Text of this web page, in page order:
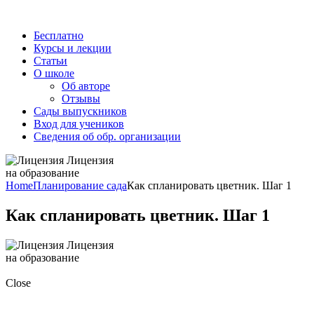
Бесплатно
Курсы и лекции
Статьи
О школе
Об авторе
Отзывы
Сады выпускников
Вход для учеников
Сведения об обр. организации
Лицензия
на образование
HomeПланирование садаКак спланировать цветник. Шаг 1
Как спланировать цветник. Шаг 1
Лицензия
на образование
Close